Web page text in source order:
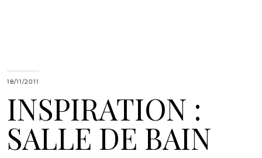
18/11/2011
INSPIRATION :
SALLE DE BAIN